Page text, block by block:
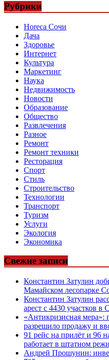
Рубрики
Horeca Сочи
Дача
Здоровье
Интернет
Культура
Маркетинг
Наука
Недвижимость
Новости
Образование
Общество
Развлечения
Разное
Ремонт
Ремонт техники
Ресторация
Спорт
Стиль
Строительство
Технологии
Транспорт
Туризм
Услуги
Экология
Экономика
Свежие записи
Константин Затулин
Мамайском лесопарке
Константин Затулин
арест с 4430 участков в
«Антикризисная мера»:
разрешило продажу и
91 рейс на прилёт и 96
работает в штатном
Андрей Прошунин: